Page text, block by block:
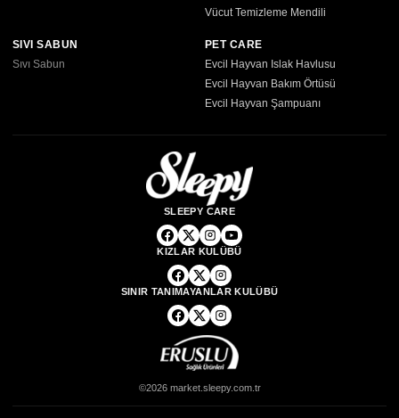
Vücut Temizleme Mendili
SIVI SABUN
Sıvı Sabun
PET CARE
Evcil Hayvan Islak Havlusu
Evcil Hayvan Bakım Örtüsü
Evcil Hayvan Şampuanı
SLEEPY CARE
KIZLAR KULÜBÜ
SINIR TANIMAYANLAR KULÜBÜ
©2026 market.sleepy.com.tr